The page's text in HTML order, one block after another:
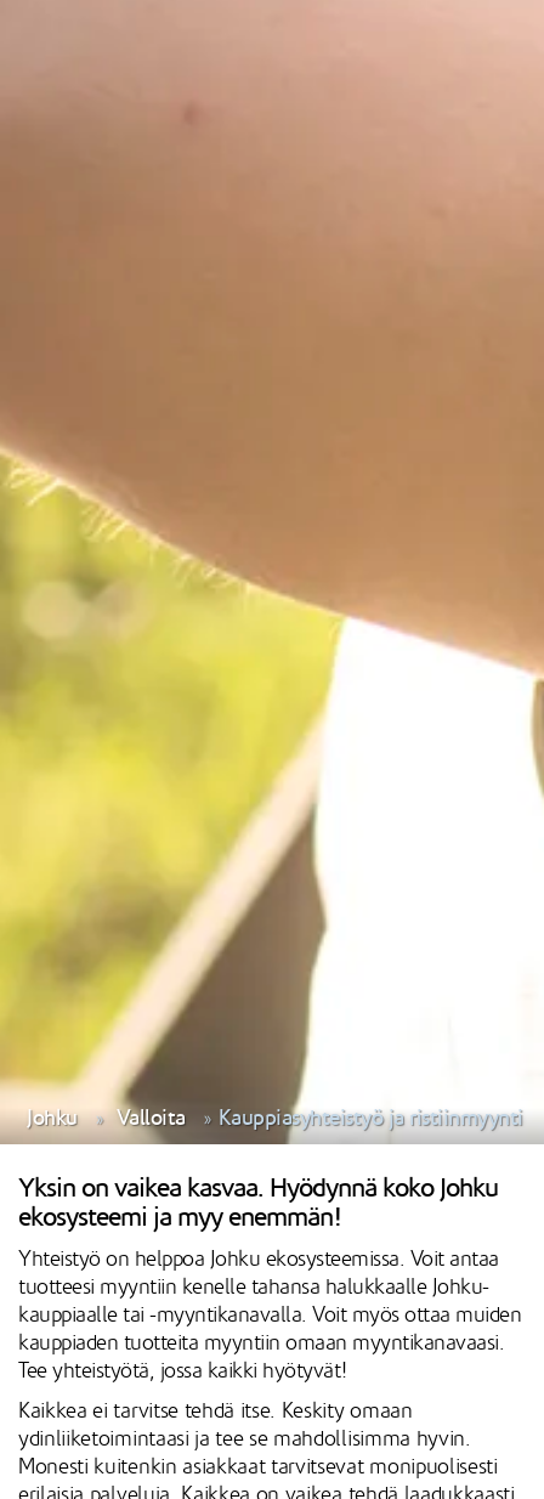
Johku Valloita Kauppiasyhteistyö ja ristiinmyynti
Yksin on vaikea kasvaa. Hyödynnä koko Johku
ekosysteemi ja myy enemmän!
Yhteistyö on helppoa Johku ekosysteemissa. Voit antaa
tuotteesi myyntiin kenelle tahansa halukkaalle Johku-
kauppiaalle tai -myyntikanavalla. Voit myös ottaa muiden
kauppiaden tuotteita myyntiin omaan myyntikanavaasi.
Tee yhteistyötä, jossa kaikki hyötyvät!
Kaikkea ei tarvitse tehdä itse. Keskity omaan
ydinliiketoimintaasi ja tee se mahdollisimma hyvin.
Monesti kuitenkin asiakkaat tarvitsevat monipuolisesti